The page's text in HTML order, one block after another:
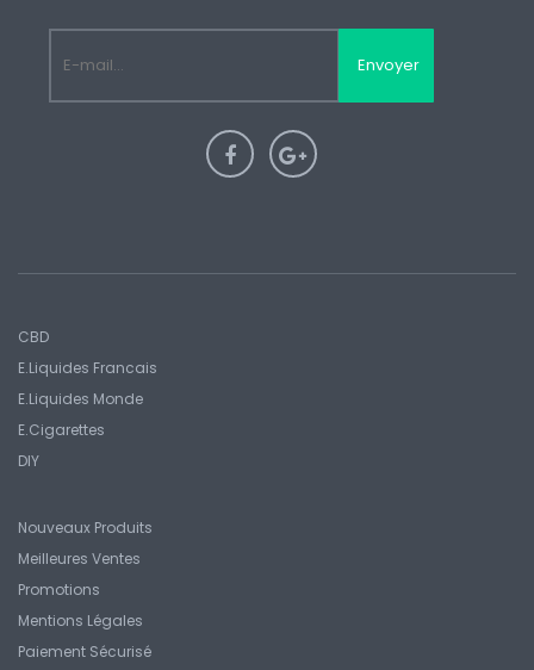
Envoyer
CBD
E.liquides Francais
E.Liquides Monde
E.Cigarettes
DIY
Nouveaux Produits
Meilleures Ventes
Promotions
Mentions Légales
Paiement Sécurisé